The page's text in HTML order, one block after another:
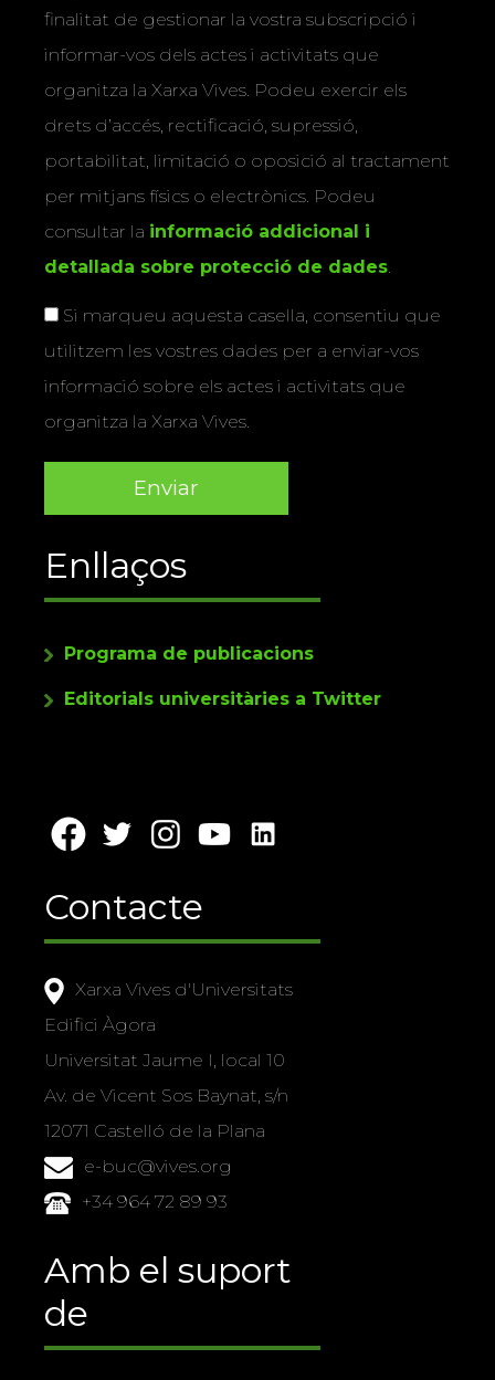
finalitat de gestionar la vostra subscripció i
informar-vos dels actes i activitats que
organitza la Xarxa Vives. Podeu exercir els
drets d’accés, rectificació, supressió,
portabilitat, limitació o oposició al tractament
per mitjans físics o electrònics. Podeu
consultar la informació addicional i
detallada sobre protecció de dades.
Si marqueu aquesta casella, consentiu que
utilitzem les vostres dades per a enviar-vos
informació sobre els actes i activitats que
organitza la Xarxa Vives.
Enllaços
Programa de publicacions
Editorials universitàries a Twitter
Contacte
Xarxa Vives d'Universitats
Edifici Àgora
Universitat Jaume I, local 10
Av. de Vicent Sos Baynat, s/n
12071 Castelló de la Plana
e-buc@vives.org
+34 964 72 89 93
Amb el suport
de